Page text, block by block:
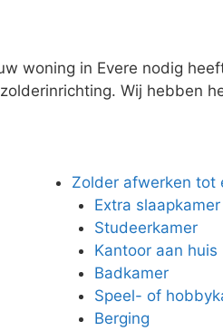
woning in Evere nodig
Wij hebben
Zolder afwerken tot
Extra slaapkamer
Studeerkamer
Kantoor aan huis
Badkamer
Speel- of
Berging